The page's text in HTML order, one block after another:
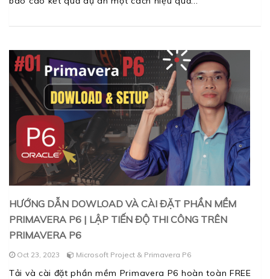
HƯỚNG DẪN DOWLOAD VÀ CÀI ĐẶT PHẦN MỀM
PRIMAVERA P6 | LẬP TIẾN ĐỘ THI CÔNG TRÊN
PRIMAVERA P6
Oct 23, 2023 Microsoft Project & Primavera P6
Tải và cài đặt phần mềm Primavera P6 hoàn toàn FREE